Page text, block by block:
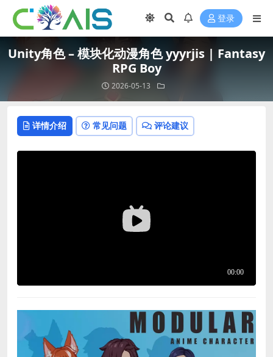
登录
Unity角色 – 模块化动漫角色 yyyrjis | Fantasy
RPG Boy
2026-05-13
详情介绍 常见问题 评论建议